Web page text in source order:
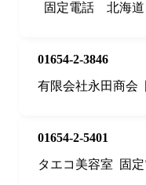
固定電話
北海道
01654-2-3846
有限会社永田商会
01654-2-5401
タエコ美容室
固